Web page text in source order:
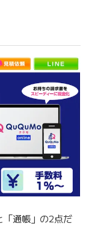
「通帳」の2点だ